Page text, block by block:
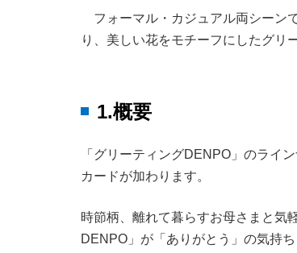
フォーマル・カジュアル両シーン
り、美しい花をモチーフにしたグリ
1.概要
「グリーティングDENPO」のライ
カードが加わります。
時節柄、離れて暮らすお母さまと気
DENPO」が「ありがとう」の気持